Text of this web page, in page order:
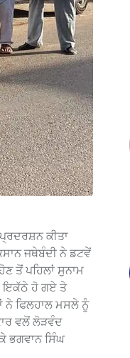
ਕੀਤਾ
ਜਥੇਬੰਦੀ ਨੇ ਡਟਵੇਂ
ਤੋਂ ਪਹਿਲਾਂ ਸੁਨਾਮ
ਇਕੱਠੇ ਹੋ ਗਏ ਤੇ
ਨੇ ਫਿਲਹਾਲ ਮਸਲੇ ਨੂੰ
ਵਲੋਂ ਲੋੜਵੰਦ
ਭਗਵਾਨ ਸਿੰਘ